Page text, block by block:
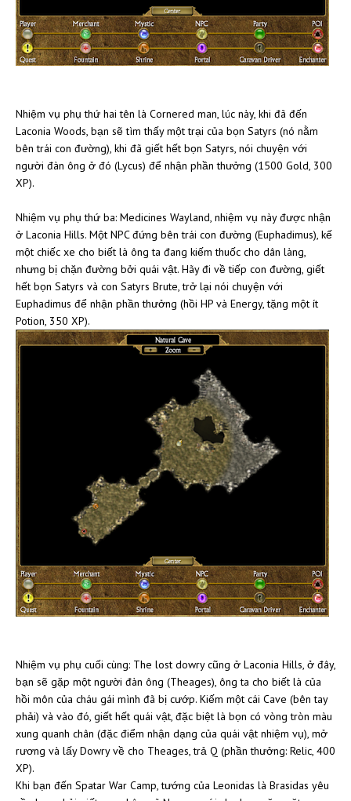
Nhiệm vụ phụ thứ hai tên là Cornered man, lúc này, khi đã đến
Laconia Woods, bạn sẽ tìm thấy một trại của bọn Satyrs (nó nằm
bên trái con đường), khi đã giết hết bọn Satyrs, nói chuyện với
người đàn ông ở đó (Lycus) để nhận phần thưởng (1500 Gold, 300
XP).
Nhiệm vụ phụ thứ ba: Medicines Wayland, nhiệm vụ này được nhận
ở Laconia Hills. Một NPC đứng bên trái con đường (Euphadimus), kế
một chiếc xe cho biết là ông ta đang kiếm thuốc cho dân làng,
nhưng bị chặn đường bởi quái vật. Hãy đi về tiếp con đường, giết
hết bọn Satyrs và con Satyrs Brute, trở lại nói chuyện với
Euphadimus để nhận phần thưởng (hồi HP và Energy, tặng một ít
Potion, 350 XP).
Nhiệm vụ phụ cuối cùng: The lost dowry cũng ở Laconia Hills, ở đây,
bạn sẽ gặp một người đàn ông (Theages), ông ta cho biết là của
hồi môn của cháu gái mình đã bị cướp. Kiếm một cái Cave (bên tay
phải) và vào đó, giết hết quái vật, đặc biệt là bọn có vòng tròn màu
xung quanh chân (đặc điểm nhận dạng của quái vật nhiệm vụ), mở
rương và lấy Dowry về cho Theages, trả Q (phần thưởng: Relic, 400
XP).
Khi bạn đến Spatar War Camp, tướng của Leonidas là Brasidas yêu